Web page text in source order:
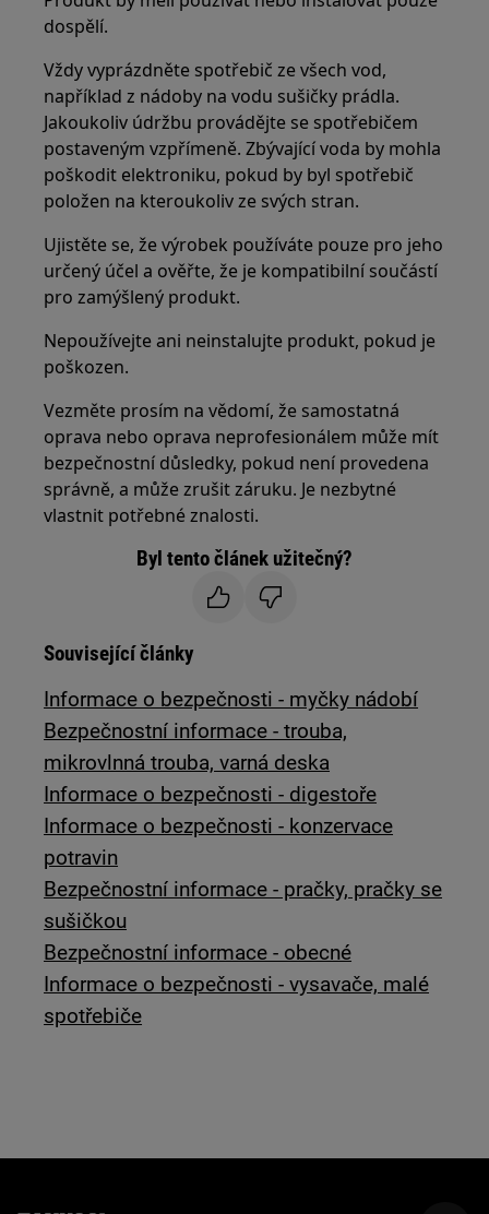
dospělí.
Vždy vyprázdněte spotřebič ze všech vod,
například z nádoby na vodu sušičky prádla.
Jakoukoliv údržbu provádějte se spotřebičem
postaveným vzpřímeně. Zbývající voda by mohla
poškodit elektroniku, pokud by byl spotřebič
položen na kteroukoliv ze svých stran.
Ujistěte se, že výrobek používáte pouze pro jeho
určený účel a ověřte, že je kompatibilní součástí
pro zamýšlený produkt.
Nepoužívejte ani neinstalujte produkt, pokud je
poškozen.
Vezměte prosím na vědomí, že samostatná
oprava nebo oprava neprofesionálem může mít
bezpečnostní důsledky, pokud není provedena
správně, a může zrušit záruku. Je nezbytné
vlastnit potřebné znalosti.
Byl tento článek užitečný?
Související články
Informace o bezpečnosti - myčky nádobí
Bezpečnostní informace - trouba,
mikrovlnná trouba, varná deska
Informace o bezpečnosti - digestoře
Informace o bezpečnosti - konzervace
potravin
Bezpečnostní informace - pračky, pračky se
sušičkou
Bezpečnostní informace - obecné
Informace o bezpečnosti - vysavače, malé
spotřebiče